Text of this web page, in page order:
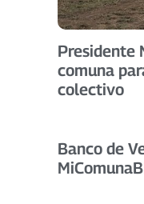
Presidente
comuna
colectivo
Banco de